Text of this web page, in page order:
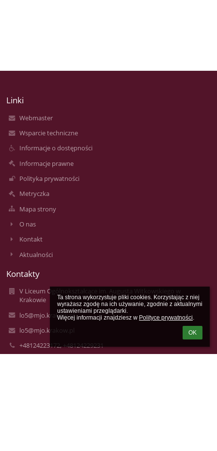
Ta strona wykorzystuje pliki cookies. Korzystając z niej
wyrażasz zgodę na ich używanie, zgodnie z aktualnymi
ustawieniami przeglądarki.
Więcej informacji znajdziesz w Polityce prywatności.
OK
Linki
Webmaster
Wsparcie techniczne
Informacje o dostępności
Informacje prawne
Polityka prywatności
Metryczka
Mapa strony
O nas
Kontakt
Aktualności
Kontakty
V Liceum Ogólnokształcące im. Augusta Witkowskiego w
Krakowie
lo5@mjo.krakow.pl
lo5@mjo.krakow.pl
+48124223172, +48124229231